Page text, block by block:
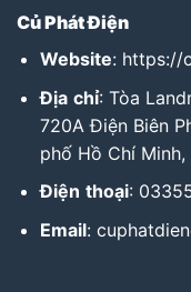
Củ Phát Điện
Website: https://
Địa chỉ: Tòa
720A Điện Biên
phố Hồ Chí Minh,
Điện thoại:
Email: